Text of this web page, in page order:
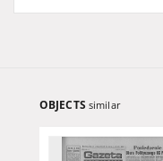
OBJECTS similar